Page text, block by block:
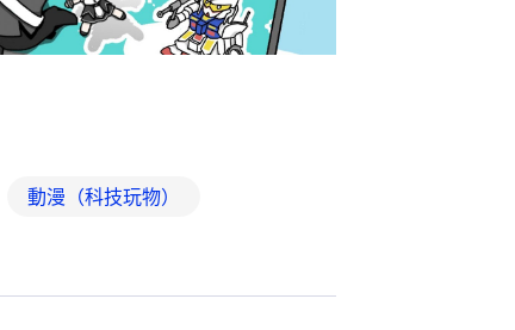
動漫（科技玩物）